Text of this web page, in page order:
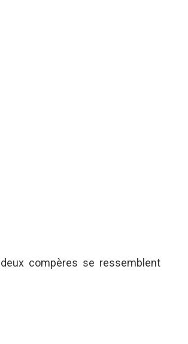
compères se ressemblent